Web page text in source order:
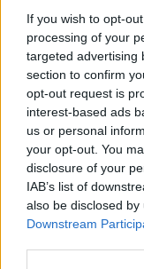
If you wish to opt-
processing of your
targeted advertising
section to confirm
opt-out request is
interest-based ads
us or personal
your opt-out. You
disclosure of your
IAB’s list of
also be disclosed
Downstream
Žinios | Lietuvos
A. Veryga:
nekenksiu, o
Žinios | Lietuvos
A. Veryga
kompanijoje